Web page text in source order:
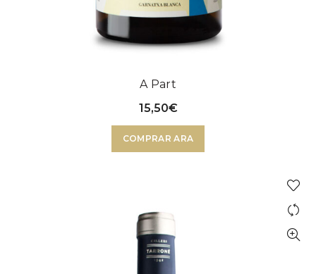
A Part
15,50€
COMPRAR ARA